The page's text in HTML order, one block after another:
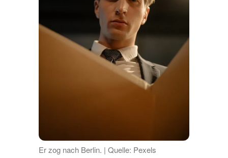
Er zog nach Berlin. | Quelle: Pexels